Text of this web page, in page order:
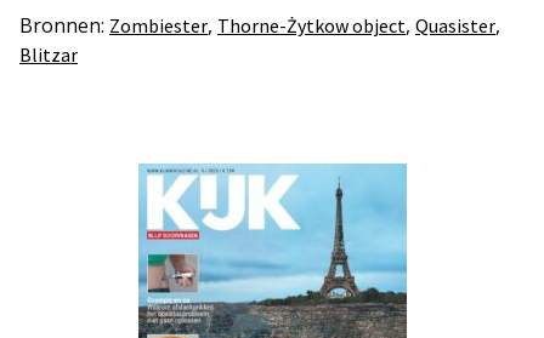
Bronnen: Zombiester, Thorne-Żytkowobject, Quasister,
Blitzar